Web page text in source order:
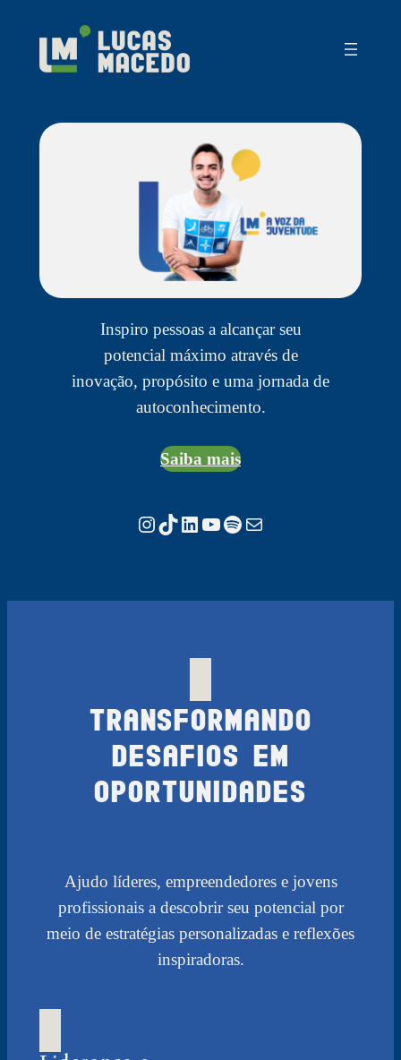
Inspiro pessoas a alcançar seu
potencial máximo através de
inovação, propósito e uma jornada de
autoconhecimento.
Saiba mais
Instagram
TikTok
LinkedIn
Youtube
Spotify
E-mail
Transformando
Desafios em
Oportunidades
Ajudo líderes, empreendedores e jovens
profissionais a descobrir seu potencial por
meio de estratégias personalizadas e reflexões
inspiradoras.